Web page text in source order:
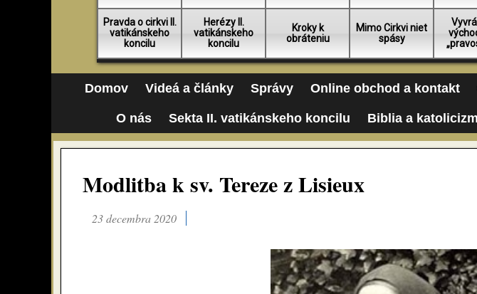
Pravda o cirkvi II.
vatikánskeho
koncilu
Herézy II.
vatikánskeho
koncilu
Kroky k
obráteniu
Mimo Cirkvi niet
spásy
Domov Videá a články Správy Online obchod a kontakt
O nás Sekta II. vatikánskeho koncilu Biblia a
Modlitba k sv. Tereze z Lisieux
23 decembra 2020